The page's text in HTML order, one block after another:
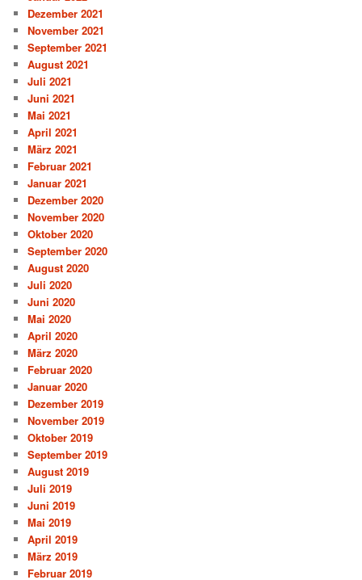
Dezember 2021
November 2021
September 2021
August 2021
Juli 2021
Juni 2021
Mai 2021
April 2021
März 2021
Februar 2021
Januar 2021
Dezember 2020
November 2020
Oktober 2020
September 2020
August 2020
Juli 2020
Juni 2020
Mai 2020
April 2020
März 2020
Februar 2020
Januar 2020
Dezember 2019
November 2019
Oktober 2019
September 2019
August 2019
Juli 2019
Juni 2019
Mai 2019
April 2019
März 2019
Februar 2019